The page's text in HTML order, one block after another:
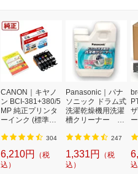
CANON｜キヤノ
ン BCI-381+380/5
MP 純正プリンタ
ーインク (標準容
3813805MP] 304
6,210円
（税
込）
Panasonic｜パナ
ソニック ドラム式
洗濯乾燥機用洗濯
槽クリーナー N-
機 洗浄 洗剤 750m
247
1,331円
（税
込）
T